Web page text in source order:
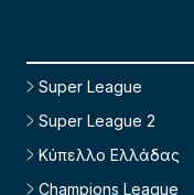
Super League
Super League 2
Κύπελλο Ελλάδας
Champions League